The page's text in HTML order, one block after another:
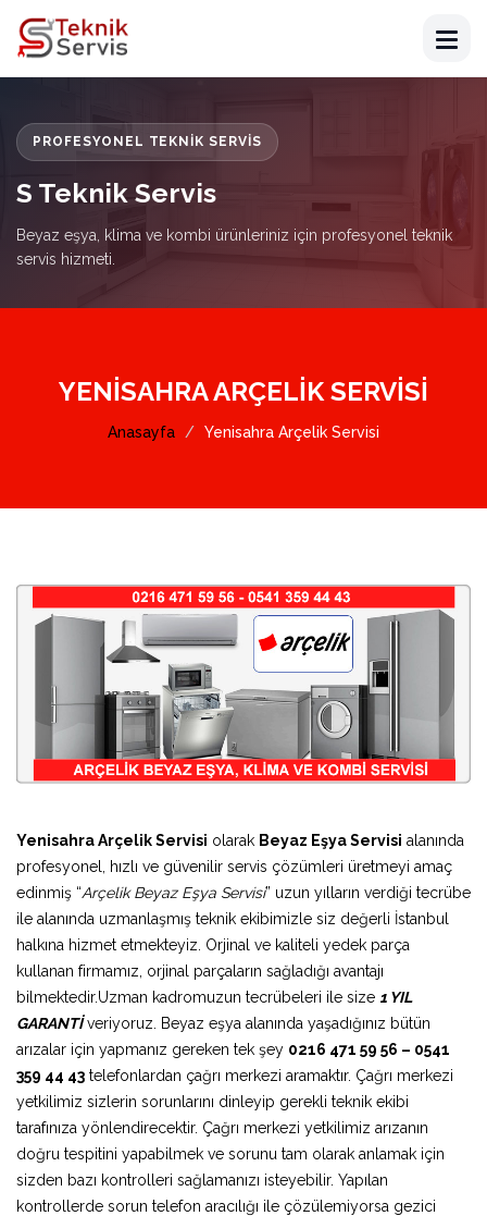
PROFESYONEL TEKNIK SERVIS
S Teknik Servis
Beyaz eşya, klima ve kombi ürünleriniz için profesyonel teknik
servis hizmeti.
YENISAHRA ARÇELIK SERVISI
Anasayfa Yenisahra Arçelik Servisi
Yenisahra Arçelik Servisi olarak Beyaz Eşya Servisi alanında
profesyonel, hızlı ve güvenilir servis çözümleri üretmeyi amaç
edinmiş “Arçelik Beyaz Eşya Servisi” uzun yılların verdiği tecrübe
ile alanında uzmanlaşmış teknik ekibimizle siz değerli İstanbul
halkına hizmet etmekteyiz. Orjinal ve kaliteli yedek parça
kullanan firmamız, orjinal parçaların sağladığı avantajı
bilmektedir.Uzman kadromuzun tecrübeleri ile size 1 YIL
GARANTİveriyoruz. Beyaz eşya alanında yaşadığınız bütün
arızalar için yapmanız gereken tek şey 0216 471 59 56 – 0541
359 44 43 telefonlardan çağrı merkezi aramaktır. Çağrı merkezi
yetkilimiz sizlerin sorunlarını dinleyip gerekli teknik ekibi
tarafınıza yönlendirecektir. Çağrı merkezi yetkilimiz arızanın
doğru tespitini yapabilmek ve sorunu tam olarak anlamak için
sizden bazı kontrolleri sağlamanızı isteyebilir. Yapılan
kontrollerde sorun telefon aracılığı ile çözülemiyorsa gezici